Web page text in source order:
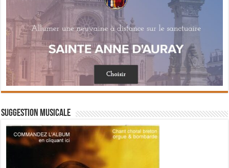
Suggestion musicale